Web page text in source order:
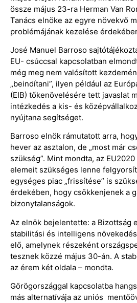
össze május 23-ra Herman Van
Tanács elnöke az egyre növekvő
problémájának kezelése
José Manuel Barroso
EU- csúccsal kapcsolatban
még meg nem valósított
„beindítani”, ilyen például az
(EIB) tőkenövelésére tett javaslat
intézkedés a kis- és
nyújtana segítséget.
Barroso elnök rámutatott arra,
hever az asztalon, de „most már
szükség”. Mint mondta, az
elemeit szükséges lenne
egységes piac „frissítése” is
érdekében, hogy csökkenjenek a
bizonytalanságok.
Az elnök bejelentette: a Bizottság
stabilitási és intelligens
elő, amelynek részeként
tesznek közzé május 30-án. A
az érem két oldala – mondta.
Görögországgal kapcsolatba
más alternatívája az uniós